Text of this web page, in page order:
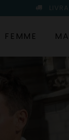
FEMME